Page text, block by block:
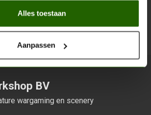
Alles toestaan
Aanpassen
BV
wargaming en scenery